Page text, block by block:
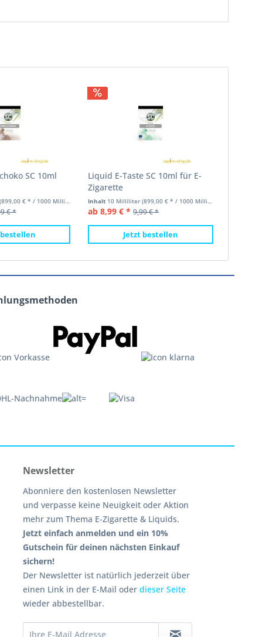
SC 10ml
(899,00 € * / 1000 Milliliter)
€ *
Liquid E-Taste SC 10ml für E-
Zigarette
Inhalt 10 Milliliter(899,00 € * / 1000 Milliliter)
ab 8,99 € * 9,99 € *
Jetzt bestellen
Newsletter
Abonniere den kostenlosen Newsletter
und verpasse keine Neuigkeit oder Aktion
mehr zum Thema E-Zigarette & Liquids.
Jetzt einfach anmelden und ein 10%
Gutschein für deinen nächsten Einkauf
sichern!
Der Newsletter ist natürlich jederzeit über
einen Link in der E-Mail oderdieser Seite
wieder abbestellbar.